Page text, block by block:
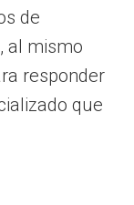
de
al mismo
responder
que